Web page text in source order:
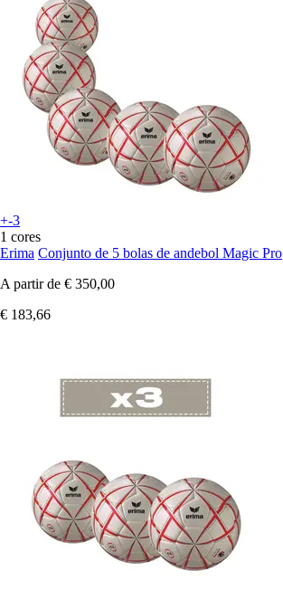
+-3
1 cores
Erima Conjunto de 5 bolas de andebol Magic Pro
A partir de € 350,00
€ 183,66